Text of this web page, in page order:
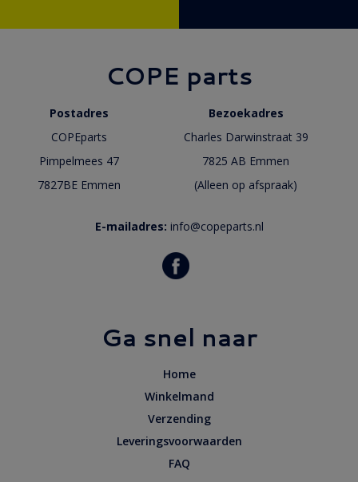
COPE parts
Postadres
Bezoekadres
COPEparts
Charles Darwinstraat 39
Pimpelmees 47
7825 AB Emmen
7827BE Emmen
(Alleen op afspraak)
E-mailadres: info@copeparts.nl
Ga snel naar
Home
Winkelmand
Verzending
Leveringsvoorwaarden
FAQ